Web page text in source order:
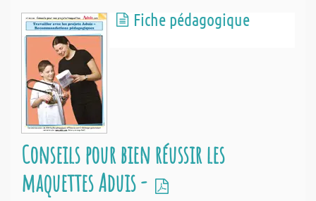
Fiche pédagogique
Conseils pour bien réussir les
maquettes Aduis -